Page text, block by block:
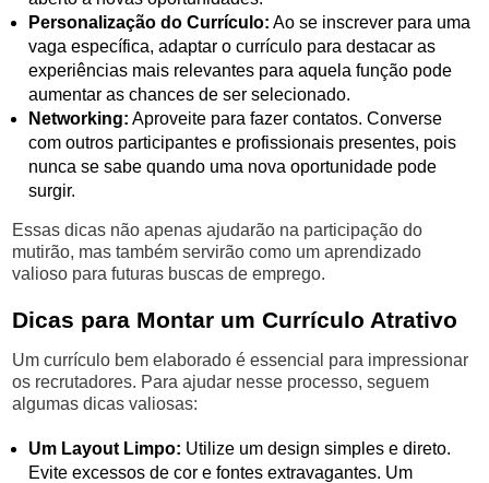
Personalização do Currículo: Ao se inscrever para uma
vaga específica, adaptar o currículo para destacar as
experiências mais relevantes para aquela função pode
aumentar as chances de ser selecionado.
Networking: Aproveite para fazer contatos. Converse
com outros participantes e profissionais presentes, pois
nunca se sabe quando uma nova oportunidade pode
surgir.
Essas dicas não apenas ajudarão na participação do
mutirão, mas também servirão como um aprendizado
valioso para futuras buscas de emprego.
Dicas para Montar um Currículo Atrativo
Um currículo bem elaborado é essencial para impressionar
os recrutadores. Para ajudar nesse processo, seguem
algumas dicas valiosas:
Um Layout Limpo: Utilize um design simples e direto.
Evite excessos de cor e fontes extravagantes. Um